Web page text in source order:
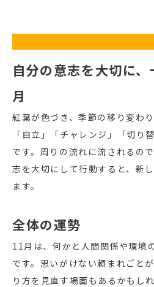
自分の意志を大切に
月
紅葉が色づき、季節の移り変わ
「自立」「チャレンジ」「切り
です。周りの流れに流されるの
志を大切にして行動すると、新
ます。
全体の運勢
11月は、何かと人間関係や環境
です。思いがけない頼まれごと
り方を見直す場面もあるかもし